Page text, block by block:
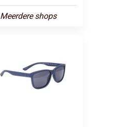
Meerdere shops